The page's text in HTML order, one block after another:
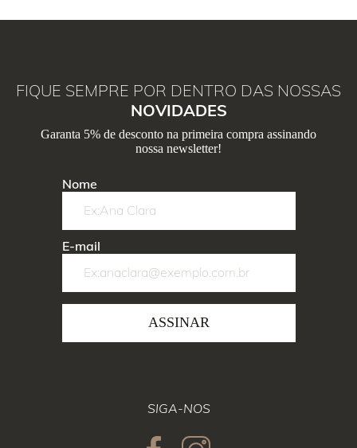
FIQUE SEMPRE POR DENTRO DAS NOSSAS
NOVIDADES
Garanta 5% de desconto na primeira compra assinando
nossa newsletter!
Nome
E-mail
ASSINAR
SIGA-NOS